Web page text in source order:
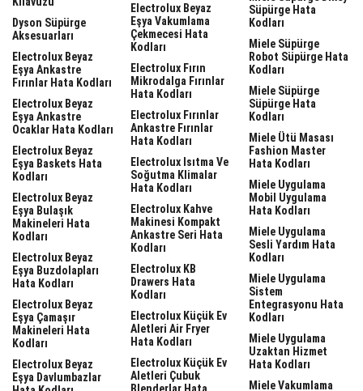
Dyson Süpürge
Aksesuarları
Electrolux Beyaz
Eşya Ankastre
Fırınlar Hata Kodları
Electrolux Beyaz
Eşya Ankastre
Ocaklar Hata Kodları
Electrolux Beyaz
Eşya Baskets Hata
Kodları
Electrolux Beyaz
Eşya Bulaşık
Makineleri Hata
Kodları
Electrolux Beyaz
Eşya Buzdolapları
Hata Kodları
Electrolux Beyaz
Eşya Çamaşır
Makineleri Hata
Kodları
Electrolux Beyaz
Eşya Davlumbazlar
Electrolux Beyaz
Eşya Vakumlama
Çekmecesi Hata
Kodları
Electrolux Fırın
Mikrodalga Fırınlar
Hata Kodları
Electrolux Fırınlar
Ankastre Fırınlar
Hata Kodları
Electrolux Isıtma Ve
Soğutma Klimalar
Hata Kodları
Electrolux Kahve
Makinesi Kompakt
Ankastre Seri Hata
Kodları
Electrolux KB
Drawers Hata
Kodları
Electrolux Küçük Ev
Aletleri Air Fryer
Hata Kodları
Electrolux Küçük Ev
Aletleri Çubuk
Blenderlar Hata
Süpürge Hata
Kodları
Miele Süpürge
Robot Süpürge Hata
Kodları
Miele Süpürge
Süpürge Hata
Kodları
Miele Ütü Masası
Fashion Master
Hata Kodları
Miele Uygulama
Mobil Uygulama
Hata Kodları
Miele Uygulama
Sesli Yardım Hata
Kodları
Miele Uygulama
Sistem
Entegrasyonu Hata
Kodları
Miele Uygulama
Uzaktan Hizmet
Hata Kodları
Miele Vakumlama